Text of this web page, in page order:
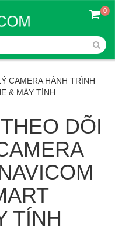
0
CAMERA HÀNH TRÌNH
& MÁY TÍNH
DÕI
TÍNH